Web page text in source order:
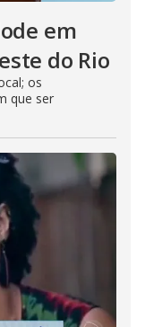
em
do Rio
os
que ser